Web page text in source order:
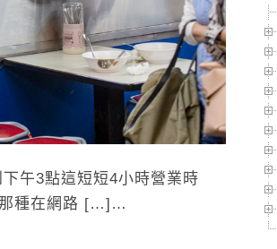
午3點這短短4小時營業時
那種在網路 […]…